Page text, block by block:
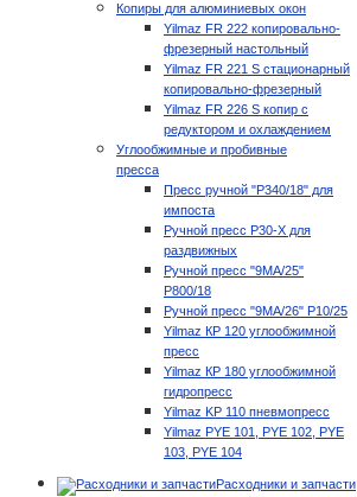
Копиры для алюминиевых окон
Yilmaz FR 222 копировально-
фрезерный настольный
Yilmaz FR 221 S стационарный
копировально-фрезерный
Yilmaz FR 226 S копир с
редуктором и охлаждением
Углообжимные и пробивные
пресса
Пресс ручной "P340/18" для
импоста
Ручной пресс P30-X для
раздвижных
Ручной пресс "9MA/25"
P800/18
Ручной пресс "9MA/26" P10/25
Yilmaz КР 120 углообжимной
пресс
Yilmaz КР 180 углообжимной
гидропресс
Yilmaz KP 110 пневмопресс
Yilmaz PYE 101, PYE 102, PYE
103, PYE 104
Расходники и запчасти